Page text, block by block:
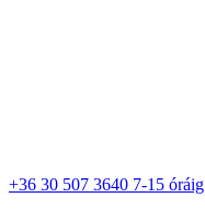
+36 30 507 3640 7-15 óráig